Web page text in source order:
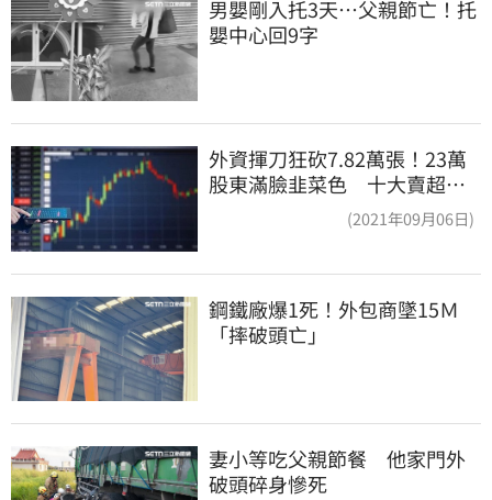
男嬰剛入托3天…父親節亡！托
嬰中心回9字
外資揮刀狂砍7.82萬張！23萬
股東滿臉韭菜色 十大賣超個
(2021年09月06日)
鋼鐵廠爆1死！外包商墜15Ｍ
「摔破頭亡」
妻小等吃父親節餐　他家門外
破頭碎身慘死